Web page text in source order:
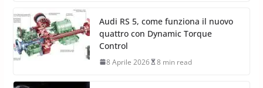
Audi RS 5, come funziona il nuovo
quattro con Dynamic Torque
Control
8 Aprile 2026 8 min read